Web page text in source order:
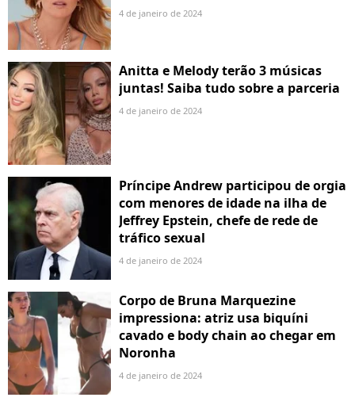
4 de janeiro de 2024
Anitta e Melody terão 3 músicas
juntas! Saiba tudo sobre a parceria
4 de janeiro de 2024
Príncipe Andrew participou de orgia
com menores de idade na ilha de
Jeffrey Epstein, chefe de rede de
tráfico sexual
4 de janeiro de 2024
Corpo de Bruna Marquezine
impressiona: atriz usa biquíni
cavado e body chain ao chegar em
Noronha
4 de janeiro de 2024